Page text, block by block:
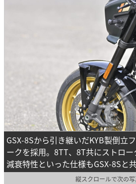
GSX-8Sから引き継いだKYB製倒立
ークを採用。8TT、8T共にストロ
減衰特性といった仕様もGSX-8Sと共
縦スクロールで次の